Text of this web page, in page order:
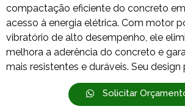
compactação eficiente do concreto
acesso à energia elétrica. Com motor
vibratório de alto desempenho, ele
melhora a aderência do concreto e
mais resistentes e duráveis. Seu
Solicitar